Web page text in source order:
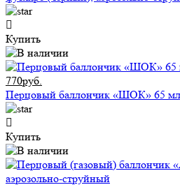
Купить
770руб.
Перцовый баллончик «ШОК» 65
Купить